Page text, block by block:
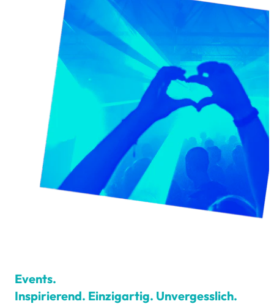
Events.
Inspirierend. Einzigartig. Unvergesslich.